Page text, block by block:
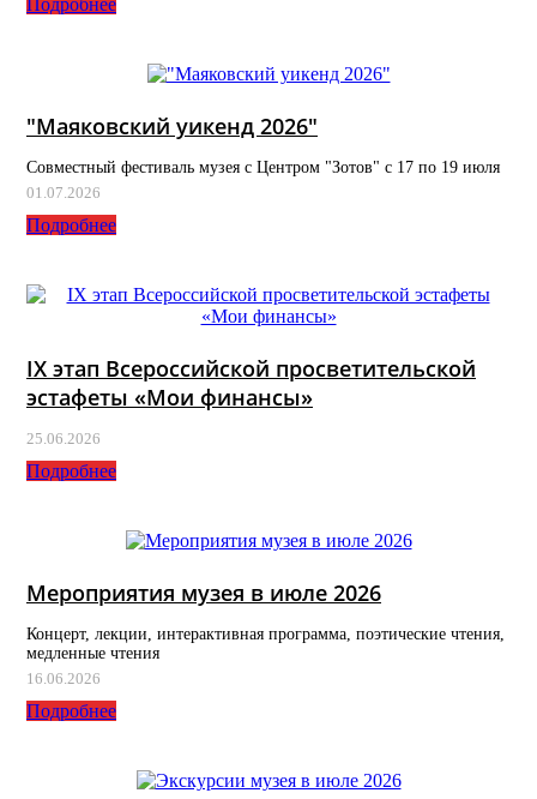
Подробнее
"Маяковский уикенд 2026"
Совместный фестиваль музея с Центром "Зотов" с 17 по 19 июля
01.07.2026
Подробнее
IX этап Всероссийской просветительской
эстафеты «Мои финансы»
25.06.2026
Подробнее
Мероприятия музея в июле 2026
Концерт, лекции, интерактивная программа, поэтические чтения,
медленные чтения
16.06.2026
Подробнее